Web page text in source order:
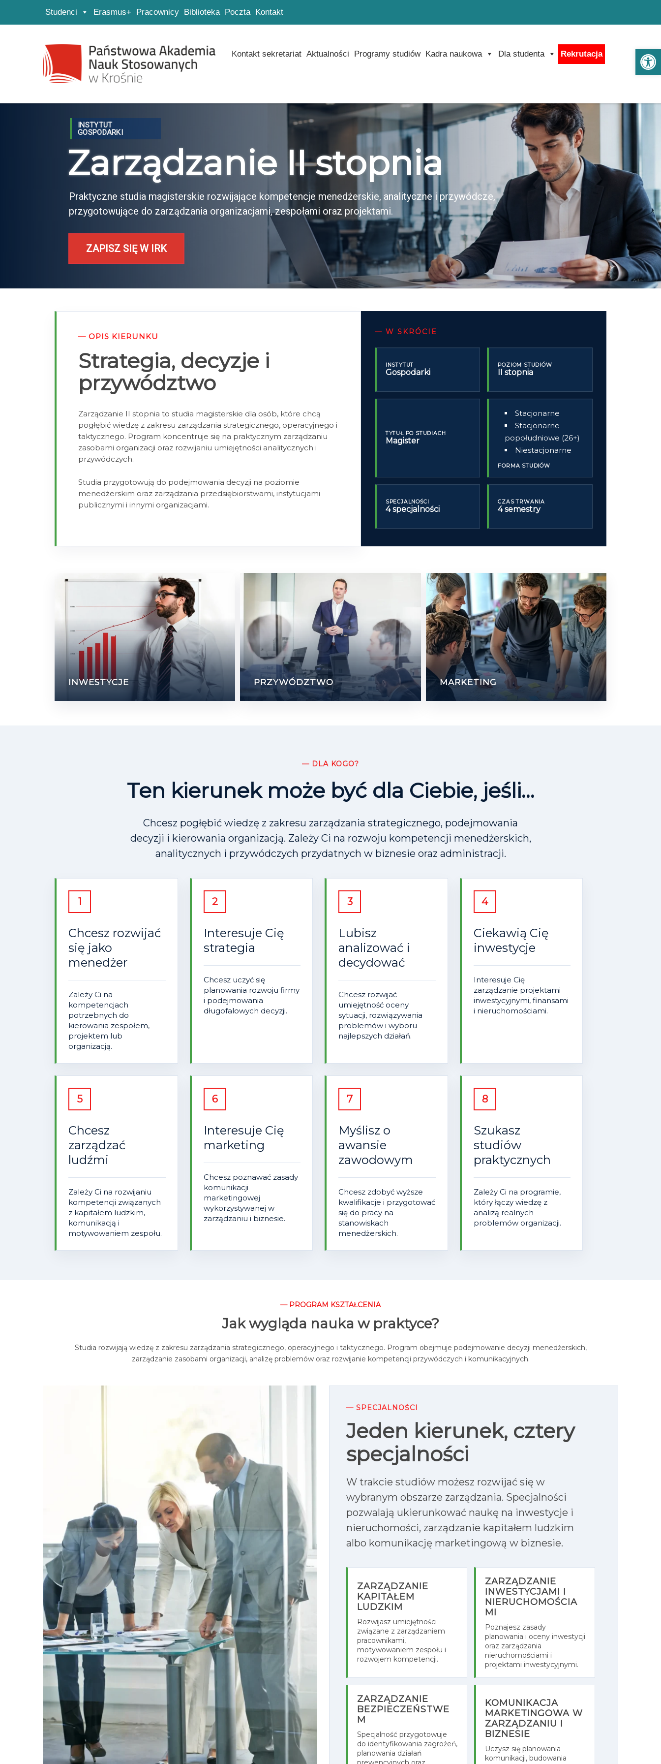
Strona główna
Przejdź do wyszukiwarki
Przejdź do menu głównego
Studenci Erasmus+ Pracownicy Biblioteka Poczta Kontakt
Kontakt sekretariat Aktualności Programy studiów Kadra naukowa Dla studenta Rekrutacja
INSTYTUT
GOSPODARKI
Zarządzanie II stopnia
Praktyczne studia magisterskie rozwijające kompetencje menedżerskie, analityczne i przywódcze,
przygotowujące do zarządzania organizacjami, zespołami oraz projektami.
ZAPISZ SIĘ W IRK
— OPIS KIERUNKU
Strategia, decyzje i
przywództwo
Zarządzanie II stopnia to studia magisterskie dla osób, które chcą
pogłębić wiedzę z zakresu zarządzania strategicznego, operacyjnego i
taktycznego. Program koncentruje się na praktycznym zarządzaniu
zasobami organizacji oraz rozwijaniu umiejętności analitycznych i
przywódczych.
Studia przygotowują do podejmowania decyzji na poziomie
menedżerskim oraz zarządzania przedsiębiorstwami, instytucjami
publicznymi i innymi organizacjami.
— W SKRÓCIE
INSTYTUT
Gospodarki
POZIOM STUDIÓW
II stopnia
TYTUŁ PO STUDIACH
Magister
FORMA STUDIÓW
Stacjonarne
Stacjonarne
popołudniowe (26+)
Niestacjonarne
SPECJALNOŚCI
4 specjalności
CZAS TRWANIA
4 semestry
INWESTYCJE PRZYWÓDZTWO MARKETING
— DLA KOGO?
Ten kierunek może być dla Ciebie, jeśli…
Chcesz pogłębić wiedzę z zakresu zarządzania strategicznego, podejmowania
decyzji i kierowania organizacją. Zależy Ci na rozwoju kompetencji menedżerskich,
analitycznych i przywódczych przydatnych w biznesie oraz administracji.
1
Chcesz rozwijać
się jako
menedżer
Zależy Ci na
kompetencjach
potrzebnych do
kierowania zespołem,
projektem lub
organizacją.
2
Interesuje Cię
strategia
Chcesz uczyć się
planowania rozwoju firmy
i podejmowania
długofalowych decyzji.
3
Lubisz
analizować i
decydować
Chcesz rozwijać
umiejętność oceny
sytuacji, rozwiązywania
problemów i wyboru
najlepszych działań.
4
Ciekawią Cię
inwestycje
Interesuje Cię
zarządzanie projektami
inwestycyjnymi, finansami
i nieruchomościami.
5
Chcesz
zarządzać
ludźmi
Zależy Ci na rozwijaniu
kompetencji związanych
z kapitałem ludzkim,
komunikacją i
motywowaniem zespołu.
6
Interesuje Cię
marketing
Chcesz poznawać zasady
komunikacji
marketingowej
wykorzystywanej w
zarządzaniu i biznesie.
7
Myślisz o
awansie
zawodowym
Chcesz zdobyć wyższe
kwalifikacje i przygotować
się do pracy na
stanowiskach
menedżerskich.
8
Szukasz
studiów
praktycznych
Zależy Ci na programie,
który łączy wiedzę z
analizą realnych
problemów organizacji.
— PROGRAM KSZTAŁCENIA
Jak wygląda nauka w praktyce?
Studia rozwijają wiedzę z zakresu zarządzania strategicznego, operacyjnego i taktycznego. Program obejmuje podejmowanie decyzji menedżerskich,
zarządzanie zasobami organizacji, analizę problemów oraz rozwijanie kompetencji przywódczych i komunikacyjnych.
— SPECJALNOŚCI
Jeden kierunek, cztery
specjalności
W trakcie studiów możesz rozwijać się w
wybranym obszarze zarządzania. Specjalności
pozwalają ukierunkować naukę na inwestycje i
nieruchomości, zarządzanie kapitałem ludzkim
albo komunikację marketingową w biznesie.
ZARZĄDZANIE
KAPITAŁEM
LUDZKIM
Rozwijasz umiejętności
związane z zarządzaniem
pracownikami,
motywowaniem zespołu i
rozwojem kompetencji.
ZARZĄDZANIE
INWESTYCJAMI I
NIERUCHOMOŚCIA
MI
Poznajesz zasady
planowania i oceny inwestycji
oraz zarządzania
nieruchomościami i
projektami inwestycyjnymi.
ZARZĄDZANIE
BEZPIECZEŃSTWE
M
Specjalność przygotowuje
do identyfikowania zagrożeń,
planowania działań
KOMUNIKACJA
MARKETINGOWA W
ZARZĄDZANIU I
BIZNESIE
Uczysz się planowania
komunikacji, budowania